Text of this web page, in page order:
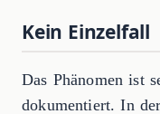
Kein Einzelfall
Das Phänomen ist
dokumentiert. In